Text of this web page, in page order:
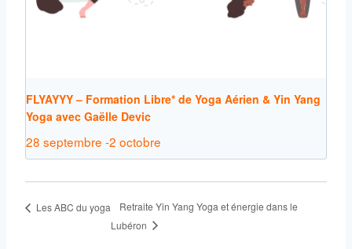
FLYAYYY – Formation Libre* de Yoga Aérien & Yin Yang
Yoga avec Gaëlle Devic
28 septembre -2 octobre
Les ABC du yoga
Retraite Yin Yang Yoga et énergie dans le
Lubéron